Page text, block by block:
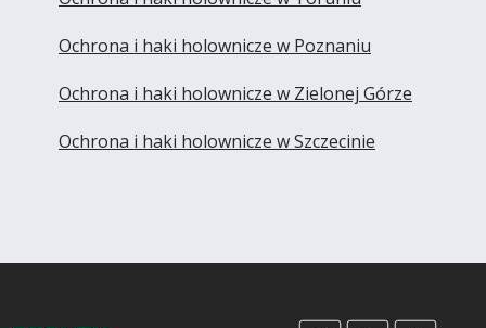
Ochrona i haki holownicze w Poznaniu
Ochrona i haki holownicze w Zielonej Górze
Ochrona i haki holownicze w Szczecinie